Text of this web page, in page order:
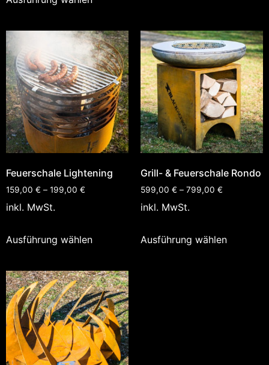
Feuerschale Lightening
159,00 € – 199,00 €
inkl. MwSt.
Ausführung wählen
Grill- & Feuerschale Rondo
599,00 € – 799,00 €
inkl. MwSt.
Ausführung wählen